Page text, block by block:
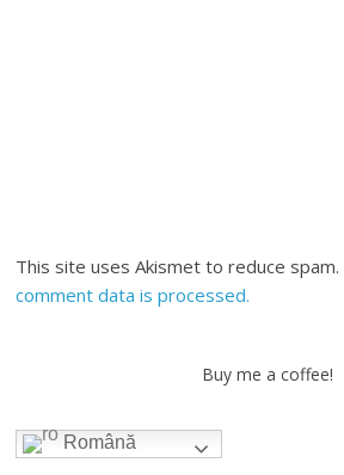
This site uses Akismet to reduce spam.
comment data is processed.
Buy me a coffee!
Română